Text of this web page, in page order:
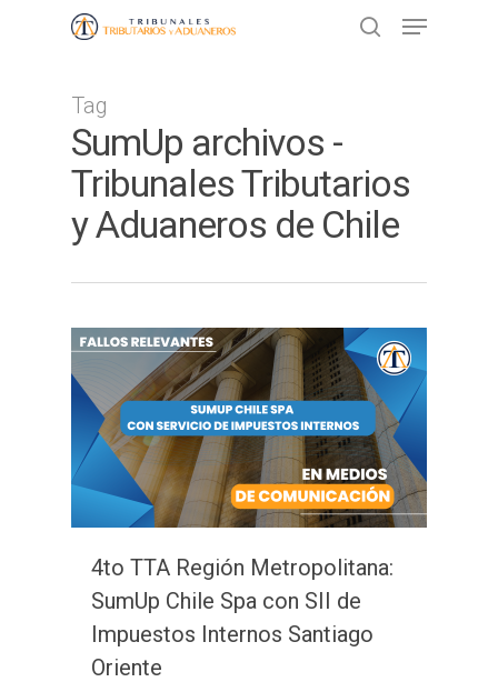
Presione ENTER para buscar o ESC
para cerrar
Tag
SumUp archivos -
Tribunales Tributarios
y Aduaneros de Chile
4to TTA Región Metropolitana:
SumUp Chile Spa con SII de
Impuestos Internos Santiago
Oriente